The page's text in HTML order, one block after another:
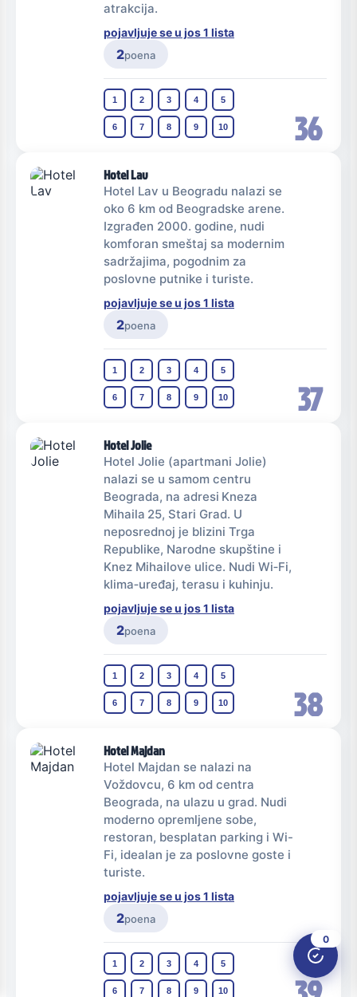
36
atrakcija.
pojavljuje se u jos 1 lista
2poena
1 2 3 4 5
6 7 8 9 10
37
Hotel Lav
Hotel Lav u Beogradu nalazi se
oko 6 km od Beogradske arene.
Izgrađen 2000. godine, nudi
komforan smeštaj sa modernim
sadržajima, pogodnim za
poslovne putnike i turiste.
pojavljuje se u jos 1 lista
2poena
1 2 3 4 5
6 7 8 9 10
38
Hotel Jolie
Hotel Jolie (apartmani Jolie)
nalazi se u samom centru
Beograda, na adresi Kneza
Mihaila 25, Stari Grad. U
neposrednoj je blizini Trga
Republike, Narodne skupštine i
Knez Mihailove ulice. Nudi Wi‑Fi,
klima‑uređaj, terasu i kuhinju.
pojavljuje se u jos 1 lista
2poena
1 2 3 4 5
6 7 8 9 10
Hotel Majdan
Hotel Majdan se nalazi na
Voždovcu, 6 km od centra
Beograda, na ulazu u grad. Nudi
moderno opremljene sobe,
restoran, besplatan parking i Wi-
Fi, idealan je za poslovne goste i
turiste.
pojavljuje se u jos 1 lista
2poena
1 2 3 4 5
6 7 8 9 10
0